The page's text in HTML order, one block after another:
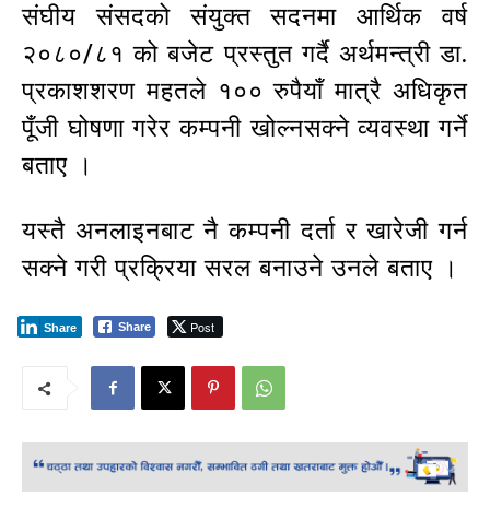
संघीय संसदको संयुक्त सदनमा आर्थिक वर्ष
२०८०/८१ को बजेट प्रस्तुत गर्दै अर्थमन्त्री डा.
प्रकाशशरण महतले १०० रुपैयाँ मात्रै अधिकृत
पूँजी घोषणा गरेर कम्पनी खोल्नसक्ने व्यवस्था गर्ने
बताए ।
यस्तै अनलाइनबाट नै कम्पनी दर्ता र खारेजी गर्न
सक्ने गरी प्रक्रिया सरल बनाउने उनले बताए ।
Share Post
Share